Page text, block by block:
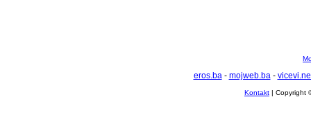
eros.ba- mojweb.ba-
Kontakt | Copyright